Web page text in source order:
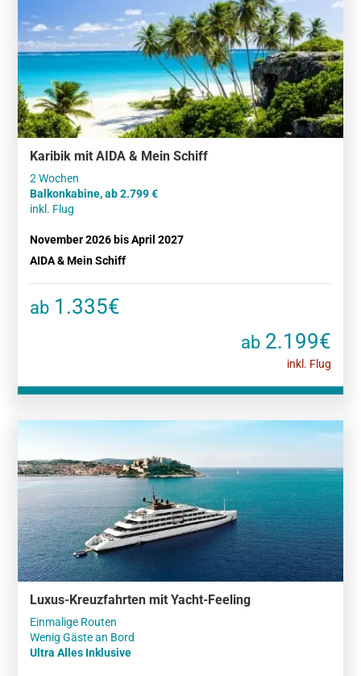
Karibik mit AIDA & Mein Schiff
Balkonkabine, ab 2.799
inkl. Flug
November 2026 bis April 2027
AIDA & Mein Schiff
ab 1.335€
ab2.199€
inkl. Flug
Luxus-Kreuzfahrten mit Yacht-Feeling
Einmalige Routen
Ultra Alles Inklusive